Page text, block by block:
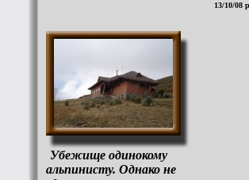
13/10/08
Убежище одинокому
альпинисту. Однако не